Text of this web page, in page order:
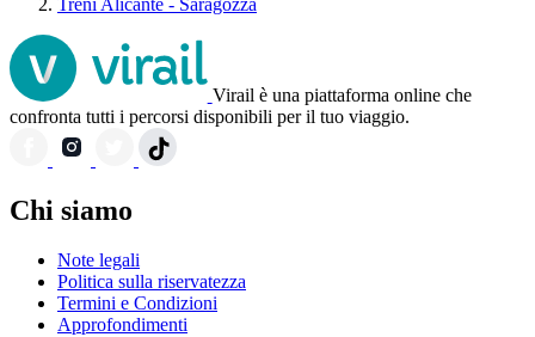
Virail è una piattaforma online che
confronta tutti i percorsi disponibili per il tuo viaggio.
Chi siamo
Note legali
Politica sulla riservatezza
Termini e Condizioni
Approfondimenti